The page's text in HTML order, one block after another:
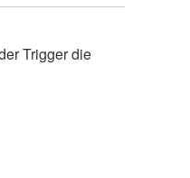
Trigger die